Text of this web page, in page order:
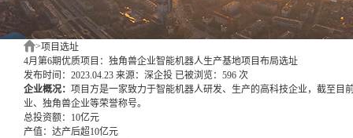
>项目选址
4月第6期优质项目：独角兽企业智能机器人生产基地项目布局选址
发布时间：2023.04.23 来源：深企投 已被浏览：596 次
企业概况： 项目方是一家致力于智能机器人研发、生产的高科技企业，截至目
业、独角兽企业等荣誉称号。
总投资额： 10亿元
产值： 达产后超10亿元